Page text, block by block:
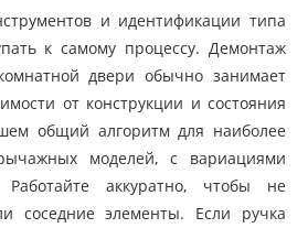
и идентификации типа
к самому процессу. Демонтаж
двери обычно занимает
от конструкции и состояния
общий алгоритм для наиболее
моделей, с вариациями
аккуратно, чтобы не
соседние элементы. Если ручка